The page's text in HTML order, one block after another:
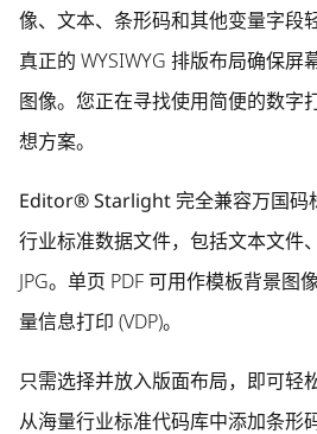
像、文本、条形码和其他变量字段
真正的 WYSIWYG 排版布局确保
图像。您正在寻找使用简便的数字
想方案。
Editor® Starlight完全兼容万国码
行业标准数据文件，包括文本文件
JPG。单页 PDF 可用作模板背景图
量信息打印 (VDP)。
只需选择并放入版面布局，即可轻
从海量行业标准代码库中添加条形